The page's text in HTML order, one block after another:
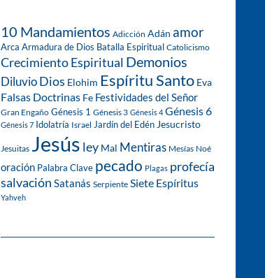
10 Mandamientos Adicción Adán amor
Arca Armadura de Dios Batalla Espiritual Catolicismo
Crecimiento Espiritual Demonios
DiluvioDios Elohim Espíritu Santo Eva
Falsas Doctrinas Fe Festividades del Señor
Gran Engaño Génesis 1 Génesis 3 Génesis 4 Génesis 6
Génesis 7 Idolatría Israel Jardín del Edén Jesucristo
Jesuitas Jesús ley Mal Mentiras Mesías Noé
oración Palabra Clave pecado Plagas profecía
salvación Satanás Serpiente Siete Espíritus
Yahveh